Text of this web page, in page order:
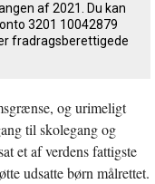
af 2021. Du kan
3201 10042879
er fradragsberettigede
og urimeligt
til skolegang og
et af verdens fattigste
udsatte børn målrettet.